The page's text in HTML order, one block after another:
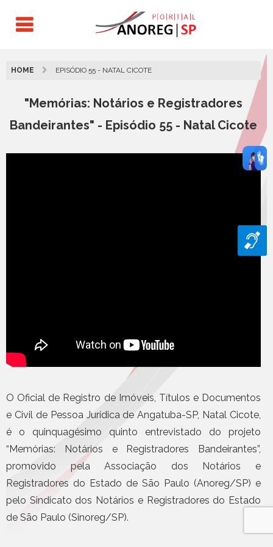
HOME EPISÓDIO 55 - NATAL CICOTE
"Memórias: Notários e Registradores
Bandeirantes" - Episódio 55 - Natal Cicote
O Oficial de Registro de Imóveis, Títulos e Documentos
e Civil de Pessoa Jurídica de Angatuba-SP, Natal Cicote,
é o quinquagésimo quinto entrevistado do projeto
“Memórias: Notários e Registradores Bandeirantes”,
promovido pela Associação dos Notários e
Registradores do Estado de São Paulo (Anoreg/SP) e
pelo Sindicato dos Notários e Registradores do Estado
de São Paulo (Sinoreg/SP).